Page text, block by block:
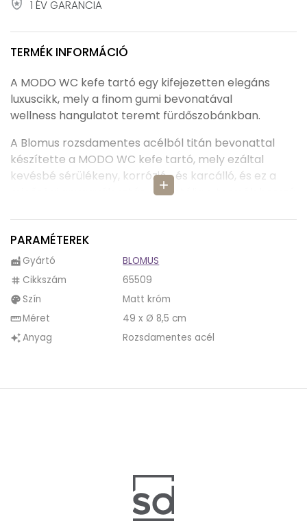
local_police 1 ÉV GARANCIA
TERMÉK INFORMÁCIÓ
add
A MODO WC kefe tartó egy kifejezetten elegáns
luxuscikk, mely a finom gumi bevonatával
wellness hangulatot teremt fürdőszobánkban.
A Blomus rozsdamentes acélból titán bevonattal
készítette a MODO WC kefe tartó, mely ezáltal
kevésbé sérülékeny, korrózió- és karcálló, és ez a
minőségi anyagválasztás garantálja a termék hosszú
A MODO WC kefe tartó egy speciális, gumírozott
réteggel van bevonva, mely során az érintése
kellemes tapintású és látványában modern hatású.
A gumírozott réteg megakadályozza, hogy könnyen
kicsússzon a MODO termék a kezünkből.
Színe matt króm, így bármilyen környezetbe bele
fog illenni. Ezen kívül még hat másik színben is
A MODO alján található egy gumírozott réteg,
termékcsalád többi terméke, így könnyedén
létrehozhatunk velük egy harmonikus összképet
PARAMÉTEREK
factory Gyártó BLOMUS
tag Cikkszám 65509
palette Szín Matt króm
straightenMéret 49 x Ø 8,5 cm
auto_awesomeAnyag Rozsdamentes acél